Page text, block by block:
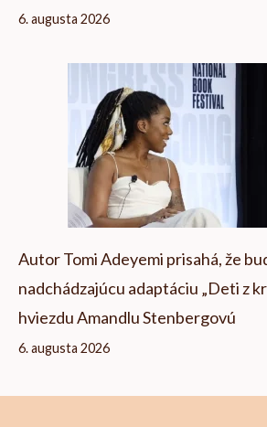
6. augusta 2026
Autor Tomi Adeyemi prisahá, že
nadchádzajúcu adaptáciu „Deti z
hviezdu Amandlu Stenbergovú
6. augusta 2026